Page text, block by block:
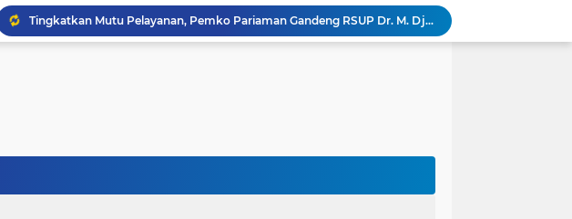
Tingkatkan Mutu Pelayanan, Pemko Pariaman Gandeng RSUP Dr. M. Djamil Padang
Serba-serbi: Tokoh Publik, Citra Publik
SAJUMPA Permudah Warga Pariaman Bayar Pajak Kendaraan, Sasar ASN dan Masyarakat